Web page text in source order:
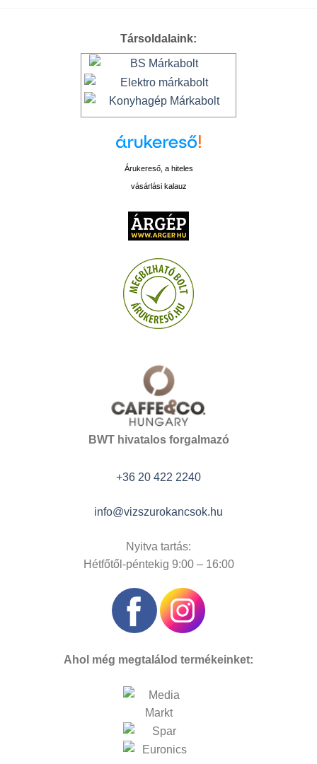
Társoldalaink:
Árukereső, a hiteles
vásárlási kalauz
BWT hivatalos forgalmazó
+36 20 422 2240
info@vizszurokancsok.hu
Nyitva tartás:
Hétfőtől-péntekig 9:00 – 16:00
Ahol még megtalálod termékeinket: